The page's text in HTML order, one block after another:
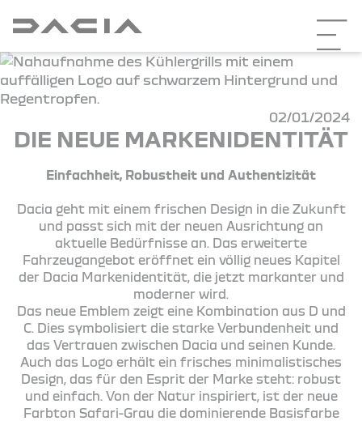
02/01/2024
DIE NEUE MARKENIDENTITÄT
Einfachheit, Robustheit und Authentizität
Dacia geht mit einem frischen Design in die Zukunft
und passt sich mit der neuen Ausrichtung an
aktuelle Bedürfnisse an. Das erweiterte
Fahrzeugangebot eröffnet ein völlig neues Kapitel
der Dacia Markenidentität, die jetzt markanter und
moderner wird.
Das neue Emblem zeigt eine Kombination aus D und
C. Dies symbolisiert die starke Verbundenheit und
das Vertrauen zwischen Dacia und seinen Kunde.
Auch das Logo erhält ein frisches minimalistisches
Design, das für den Esprit der Marke steht: robust
und einfach. Von der Natur inspiriert, ist der neue
Farbton Safari-Grau die dominierende Basisfarbe